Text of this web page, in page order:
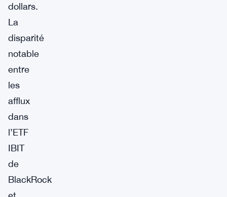
dollars.
La
disparité
notable
entre
les
afflux
dans
l’ETF
IBIT
de
BlackRock